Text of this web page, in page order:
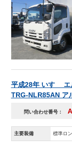
平成28年 いすゞ エ
TRG-NLR85AN ア
問い合わせ番号：
主要装備 標準ロ